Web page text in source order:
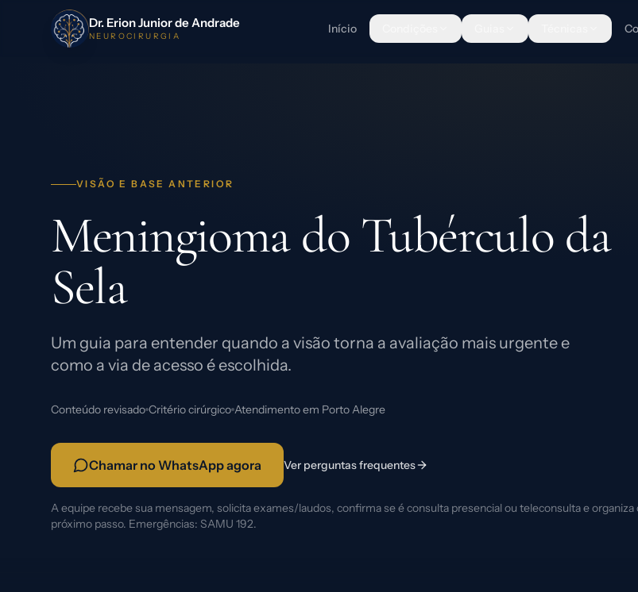
Dr. Erion Junior de Andrade
NEUROCIRURGIA Início
VISÃO E BASE ANTERIOR
Meningioma do Tubérculo da
Sela
Um guia para entender quando a visão torna a avaliação mais urgente e
como a via de acesso é escolhida.
Conteúdo revisado Critério cirúrgico Atendimento em Porto Alegre
Chamar no WhatsApp agora Ver perguntas frequentes
A equipe recebe sua mensagem, solicita exames/laudos, confirma se é consulta presencial ou teleconsulta e organiza
próximo passo. Emergências: SAMU 192.